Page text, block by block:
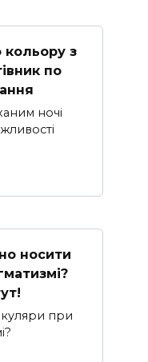
кольору з
по
ночі
носити
при